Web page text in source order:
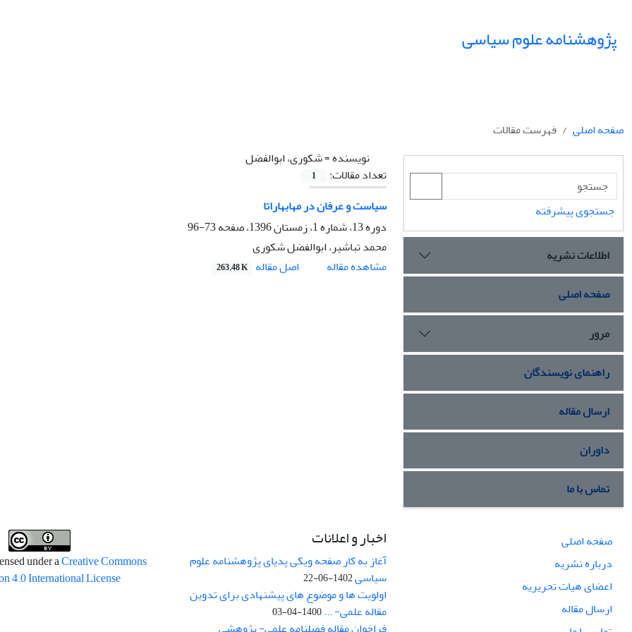
پژوهشنامه علوم سیاسی
صفحه اصلی
فهرست مقالات
نویسنده =شکوری، ابوالفضل
تعداد مقالات:
1
سیاست و عرفان در مهابهاراتا
دوره 13، شماره 1، زمستان 1396، صفحه
73-96
محمد تباشیر، ابوالفضل شکوری
مشاهده مقاله
اصل مقاله 263.48 K
جستجوی پیشرفته
اطلاعات نشریه
صفحه اصلی
مرور
راهنمای نویسندگان
ارسال مقاله
داوران
تماس با ما
صفحه اصلی
درباره نشریه
اعضای هیات تحریریه
ارسال مقاله
اخبار و اعلانات
آغاز به کار صفحه ویکی پدیای پژوهشنامه علوم
سیاسی1402-06-22
اولویت ها و موضوع های پیشنهادی برای تدوین
مقاله علمی- ...1400-04-03
under aCreative Commons
4.0 International License